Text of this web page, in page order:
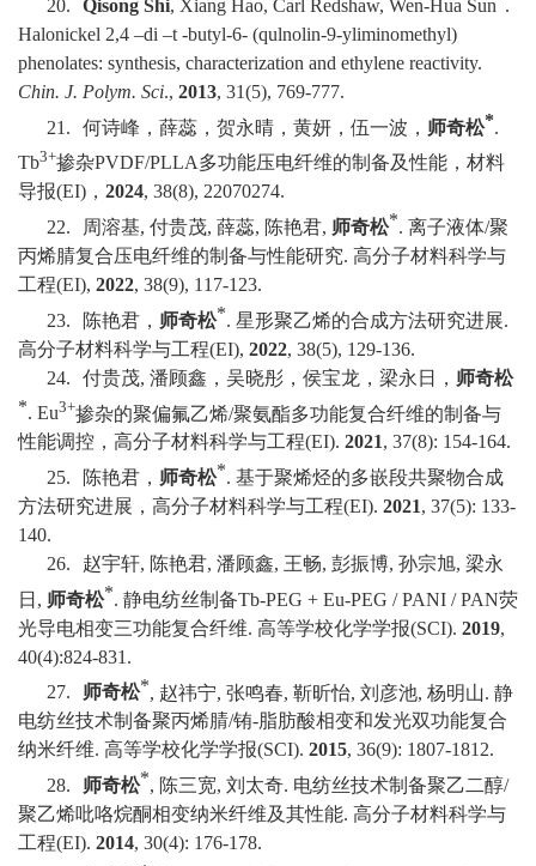
20.
Qisong Shi, Xiang Hao, Carl Redshaw, Wen-Hua Sun .
Halonickel 2,4 –di –t -butyl-6- (qulnolin-9-yliminomethyl)
phenolates: synthesis, characterization and ethylene reactivity.
Chin. J. Polym. Sci., 2013, 31(5), 769-777.
21.
何诗峰，薛蕊，贺永晴，黄妍，伍一波， 师奇松*.
Tb3+掺杂PVDF/PLLA多功能压电纤维的制备及性能，材料
导报(EI) ， 2024, 38(8), 22070274.
22.
周溶基, 付贵茂, 薛蕊, 陈艳君, 师奇松*. 离子液体/聚
丙烯腈复合压电纤维的制备与性能研究. 高分子材料科学与
工程(EI), 2022, 38(9), 117-123.
23.
陈艳君， 师奇松*. 星形聚乙烯的合成方法研究进展.
高分子材料科学与工程(EI), 2022, 38(5), 129-136.
24.
付贵茂, 潘顾鑫，吴晓彤，侯宝龙，梁永日， 师奇松
*. Eu3+掺杂的聚偏氟乙烯/聚氨酯多功能复合纤维的制备与
性能调控，高分子材料科学与工程(EI). 2021, 37(8): 154-164.
25.
陈艳君， 师奇松*. 基于聚烯烃的多嵌段共聚物合成
方法研究进展，高分子材料科学与工程(EI). 2021, 37(5): 133-
140.
26.
赵宇轩, 陈艳君, 潘顾鑫, 王畅, 彭振博, 孙宗旭, 梁永
日 , 师奇松*. 静电纺丝制备Tb-PEG + Eu-PEG / PANI / PAN荧
光导电相变三功能复合纤维. 高等学校化学学报(SCI). 2019,
40(4):824-831.
27.
师奇松* 赵祎宁 张鸣春 靳昕怡 刘彦池 杨明山 静
电纺丝技术制备聚丙烯腈/铕-脂肪酸相变和发光双功能复合
纳米纤维. 高等学校化学学报(SCI). 2015, 36(9): 1807-1812.
28.
师奇松*, 陈三宽, 刘太奇. 电纺丝技术制备聚乙二醇/
聚乙烯吡咯烷酮相变纳米纤维及其性能. 高分子材料科学与
工程(EI). 2014, 30(4): 176-178.